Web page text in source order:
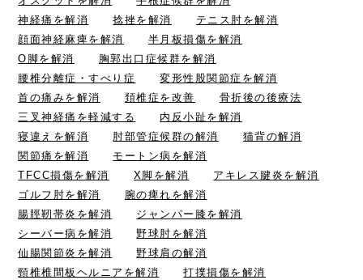
神経痛を解消
捻挫を解消
テニス肘を解消
顔面神経麻痺を解消
半月板損傷を解消
O脚を解消
胸郭出口症候群を解消
腰椎分離症・すべり症
変形性股関節症を解消
首の痛みを解消
頚椎症を改善
骨折後の後療法
三叉神経痛を軽減する
内反小趾を解消
寝違えを解消
肘部管症候群の解消
猫背の解消
関節痛を解消
モートン病を解消
TFCC損傷を解消
X脚を解消
アキレス腱炎を解消
ゴルフ肘を解消
腕の痺れを解消
腸脛靭帯炎を解消
ジャンパー膝を解消
シーバー病を解消
野球肘を解消
仙腸関節炎を解消
野球肩の解消
頸椎椎間板ヘルニアを解消
打撲損傷を解消